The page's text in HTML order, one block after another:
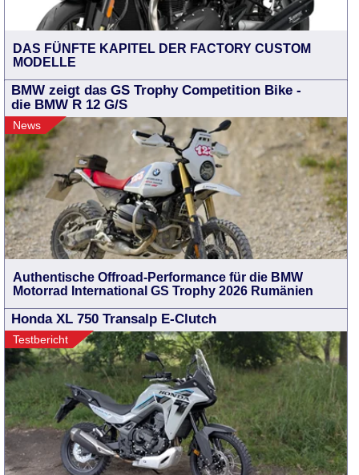
DAS FÜNFTE KAPITEL DER FACTORY CUSTOM
MODELLE
BMW zeigt das GS Trophy Competition Bike -
die BMW R 12 G/S
News
Authentische Offroad-Performance für die BMW
Motorrad International GS Trophy 2026 Rumänien
Honda XL 750 Transalp E-Clutch
Testbericht